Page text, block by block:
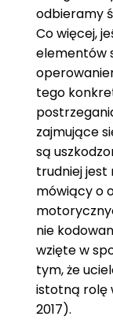
odbieramy
Co więcej,
elementów
tego
zajmujące
są
trudniej
mówiący o
nie
wzięte w
tym, że
istotną rolę
2017).